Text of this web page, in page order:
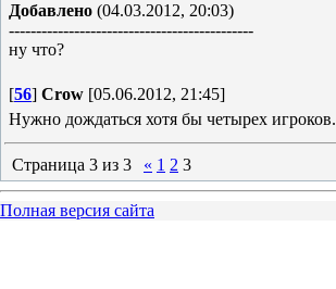
Добавлено (04.03.2012, 20:03)
---------------------------------------------
ну что?
[56] Crow [05.06.2012, 21:45]
Нужно дождаться хотя бы четырех игроков.
Страница 3 из 3 « 1 2 3
Полная версия сайта